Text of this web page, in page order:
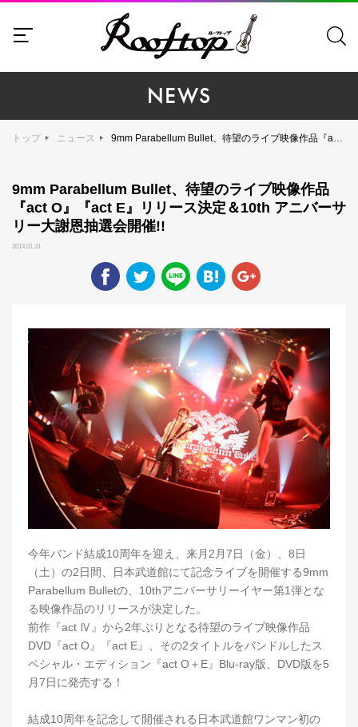
NEWS
トップ ニュース 9mm Parabellum Bullet、待望のライブ映像作品『act O』『act E』リリース決定＆10th アニバーサリー大謝恩抽選会開催!!
9mm Parabellum Bullet、待望のライブ映像作品
『act O』『act E』リリース決定＆10th アニバーサ
リー大謝恩抽選会開催!!
2014.01.31
今年バンド結成10周年を迎え、来月2月7日（金）、8日
（土）の2日間、日本武道館にて記念ライブを開催する9mm
Parabellum Bulletの、10thアニバーサリーイヤー第1弾とな
る映像作品のリリースが決定した。
前作『act Ⅳ』から2年ぶりとなる待望のライブ映像作品
DVD『act O』『act E』、その2タイトルをバンドルしたス
ペシャル・エディション『act O＋E』Blu-ray版、DVD版を5
月7日に発売する！
結成10周年を記念して開催される日本武道館ワンマン初の